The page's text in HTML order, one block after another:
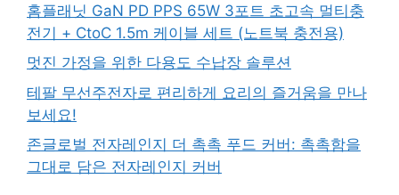
홈플래닛 GaN PD PPS 65W 3포트 초고속 멀티충
전기 + CtoC 1.5m 케이블 세트 (노트북 충전용)
멋진 가정을 위한 다용도 수납장 솔루션
테팔 무선주전자로 편리하게 요리의 즐거움을 만나
보세요!
존글로벌 전자레인지 더 촉촉 푸드 커버: 촉촉함을
그대로 담은 전자레인지 커버